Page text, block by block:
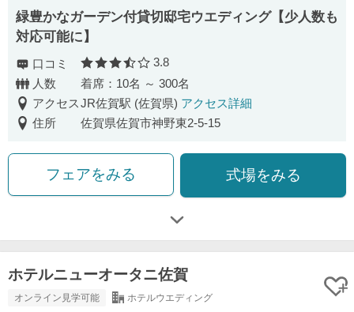
緑豊かなガーデン付貸切邸宅ウエディング【少人数も
対応可能に】
口コミ 口コミ評価
3.8
人数
着席：10名 ～ 300名
アクセスJR佐賀駅 (佐賀県) アクセス詳細
住所
佐賀県佐賀市神野東2-5-15
フェアをみる 式場をみる
ホテルニューオータニ佐賀
オンライン見学可能 ホテルウエディング